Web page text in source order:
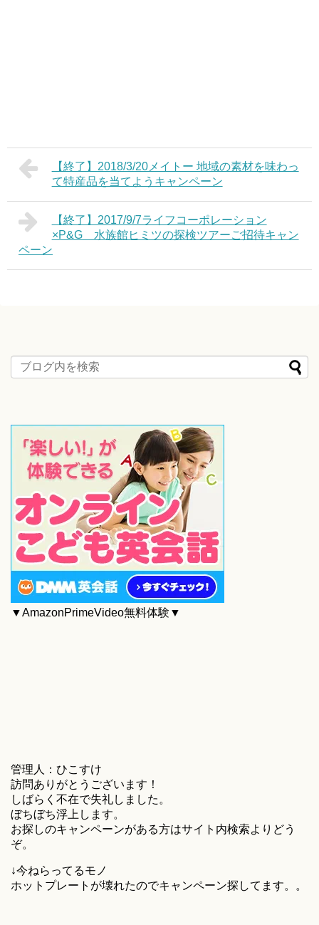
【終了】2018/3/20メイトー 地域の素材を味わっ
て特産品を当てようキャンペーン
【終了】2017/9/7ライフコーポレーション
×P&G 水族館ヒミツの探検ツアーご招待キャン
ペーン
▼AmazonPrimeVideo無料体験▼
管理人：ひこすけ
訪問ありがとうございます！
しばらく不在で失礼しました。
ぼちぼち浮上します。
お探しのキャンペーンがある方はサイト内検索よりどう
ぞ。
↓今ねらってるモノ
ホットプレートが壊れたのでキャンペーン探してます。。